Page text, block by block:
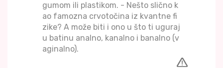
gumom ili plastikom. - Nešto slično k
ao famozna crvotočina iz kvantne fi
zike? A može biti i ono u što ti uguraj
u batinu analno, kanalno i banalno (v
aginalno).